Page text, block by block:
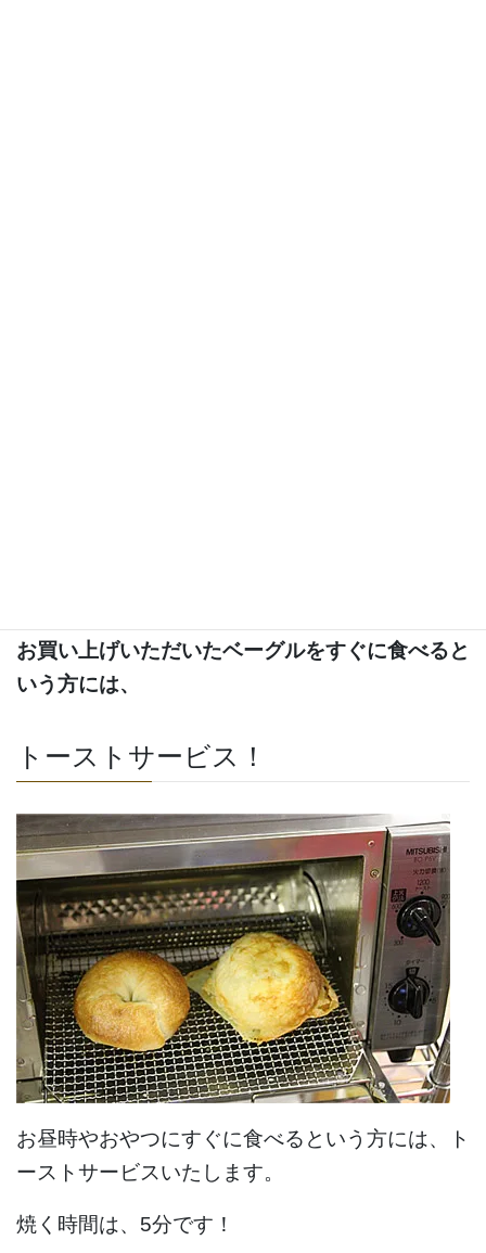
お買い上げいただいたベーグルをすぐに食べると
いう方には、
トーストサービス！
お昼時やおやつにすぐに食べるという方には、ト
ーストサービスいたします。
焼く時間は、5分です！